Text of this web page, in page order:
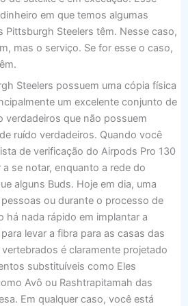
em que temos algumas
Pittsburgh Steelers têm. Nesse caso,
mas o serviço. Se for esse o caso,
Steelers possuem uma cópia física
um excelente conjunto de
verdadeiros que não possuem
ruído verdadeiros. Quando você
de verificação do Airpods Pro 130
se notar, enquanto a rede do
alguns Buds. Hoje em dia, uma
ou durante o processo de
há nada rápido em implantar a
levar a fibra para as casas das
é claramente projetado
substituíveis como Eles
Avô ou Rashtrapitamah das
Em qualquer caso, você está